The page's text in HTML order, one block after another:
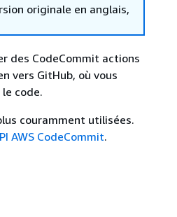
originale en anglais,
des CodeCommit actions
vers GitHub, où vous
code.
couramment utilisées.
AWS CodeCommit.